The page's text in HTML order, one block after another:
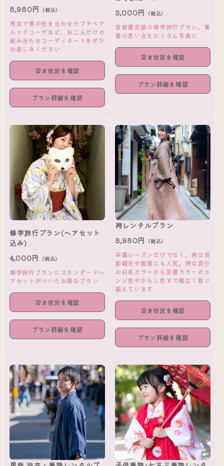
8,980円 （税込）
男女で帯の色を合わせたプチペア
ルックコーデなど、お二人だけの
組み合わせコーディネートをぜひ
お楽しみください
空き状況を確認
プラン詳細を確認
3,000円 （税込）
京都最安級の修学旅行プラン。青
春の思い出をたくさん写真に
空き状況を確認
プラン詳細を確認
修学旅行プラン(ヘアセット
込み)
4,000円 （税込）
修学旅行プランにスタンダードヘ
アセットがついたお得なプラン
空き状況を確認
プラン詳細を確認
袴レンタルプラン
8,980円 （税込）
卒業シーズンだけでなく、袴は京
都観光や散策にも人気。袴は流行
の白系カラーから定番カラーのエ
ンジ色やからし色まで幅広く取り
揃えています
空き状況を確認
プラン詳細を確認